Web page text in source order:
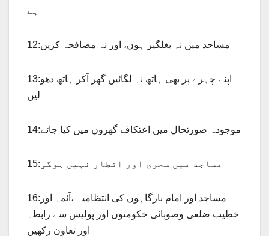
ہے
12:مساجد میں نہ بغلگیر ہوں، اور نہ مصافحہ کریں
13:اپنے چہرے پر بھی ہاتھ نہ لگائیں گھر آکر ہاتھ دھو
لیں
14:موجودہ صورتحال میں اعتکاف گھروں میں کیا جائے
15:مساجد میں سحری اور افطار نہیں ہوگی
16:مساجد اور امام بارگاہوں کی انتظامیہ ،آئمہ اور
خطیب ضلعی وصوبائی حکومتوں اور پولیس سے رابطہ
اور تعاون رکھیں